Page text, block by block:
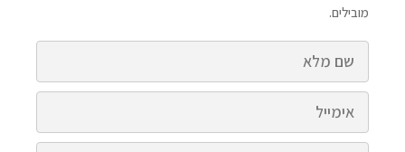
מובילים.